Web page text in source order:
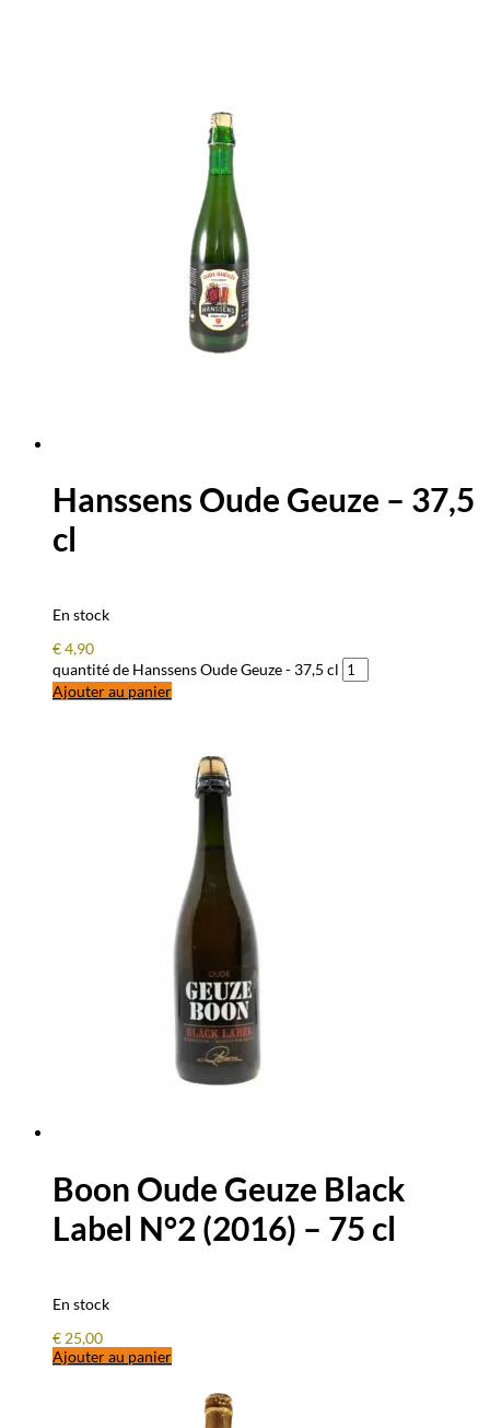
Hanssens Oude Geuze – 37,5
cl
En stock
€4,90
quantité de Hanssens Oude Geuze - 37,5 cl
Ajouter au panier
Boon Oude Geuze Black
Label N°2 (2016) – 75 cl
En stock
€ 25,00
Ajouter au panier